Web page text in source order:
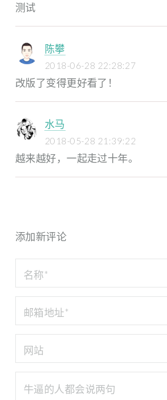
测试
陈攀
2018-06-28 22:28:27
改版了变得更好看了！
水马
2018-05-28 21:39:22
越来越好，一起走过十年。
添加新评论